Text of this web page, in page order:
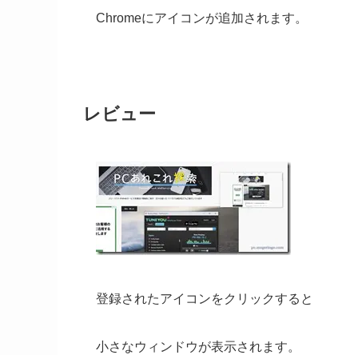
Chromeにアイコンが追加されます。
レビュー
登録されたアイコンをクリックすると
小さなウィンドウが表示されます。